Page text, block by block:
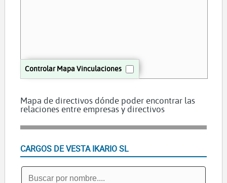
Controlar Mapa Vinculaciones
Mapa de directivos dónde poder encontrar las
relaciones entre empresas y directivos
CARGOS DE VESTA IKARIO SL